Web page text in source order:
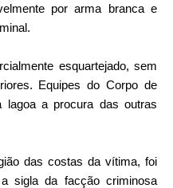
por arma branca e
esquartejado, sem
Equipes do Corpo de
lagoa a procura das outras
das costas da vítima, foi
sigla da facção criminosa